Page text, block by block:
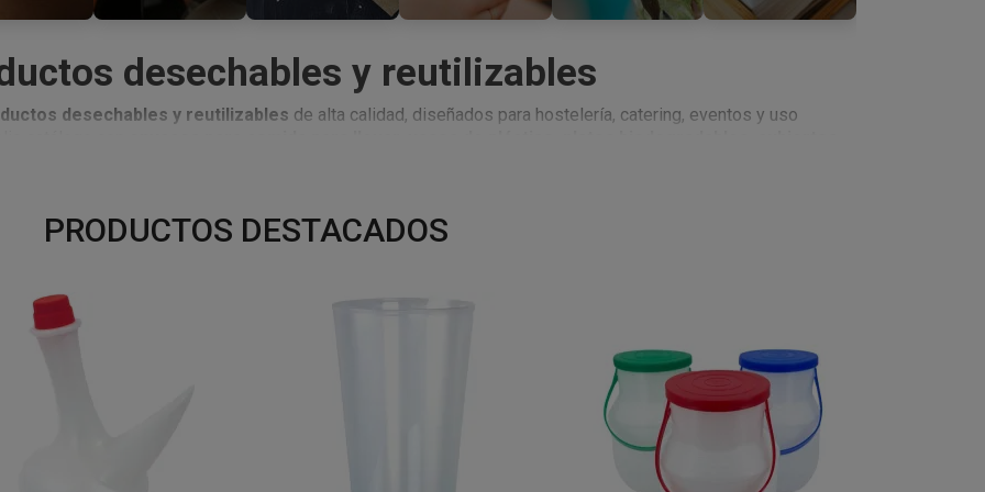
desechables y reutilizables
desechables y reutilizables de alta calidad, diseñados para hostelería, catering, eventos y uso
catálogo con
de catering , o necesitasmenaje desechablepara
Y si
precio y siempre con la garantía de un envío rápido y seguro. Somos tu socio ideal para el sector HORECA.
LLEVAR
envases PET
perfectos para
PRODUCTOS DESTACADOS